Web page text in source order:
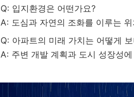
Q: 입지환경은 어떤가요?
A: 도심과 자연의 조화를 이루는
Q: 아파트의 미래 가치는 어떻게
A: 주변 개발 계획과 도시 성장성